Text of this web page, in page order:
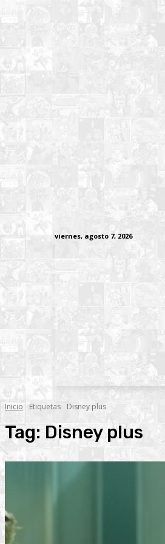
viernes, agosto 7, 2026
Inicio Etiquetas Disney plus
Tag: Disney plus